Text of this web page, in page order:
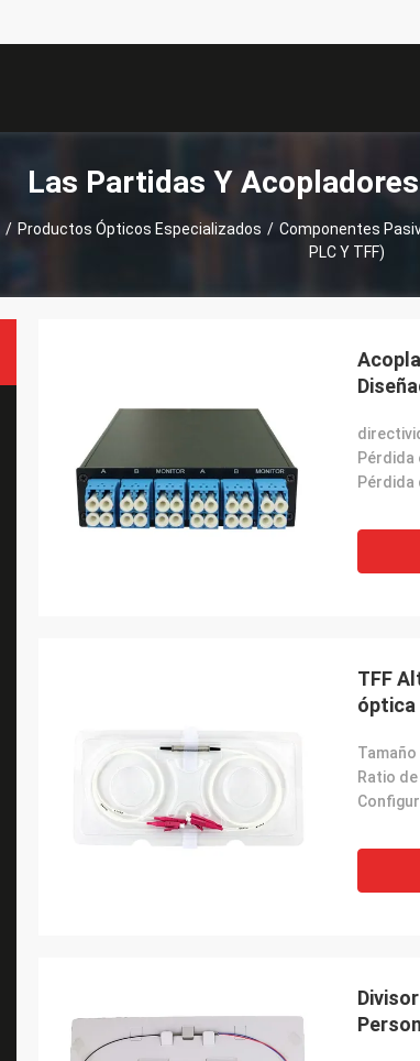
Las Partidas Y Acopladores
/ Productos Ópticos Especializados / Componentes
PLC Y TFF)
Pérdida
TFF
óptica